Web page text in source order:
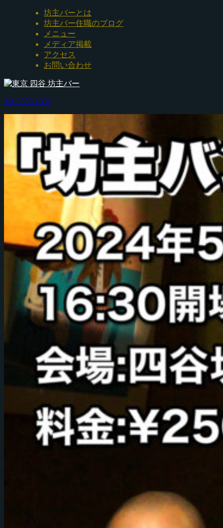
坊主バーとは
坊主バー住職のブログ
メニュー
メディア掲載
アクセス
お問い合わせ
03-3353-1032